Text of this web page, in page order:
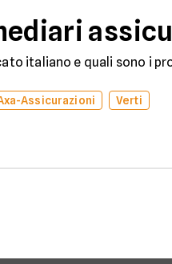
italiano e quali sono i
Assicurazioni Verti